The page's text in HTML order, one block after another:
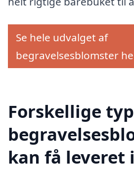
Se hele udvalget af
begravelsesblomster
Forskellige
kan få leveret